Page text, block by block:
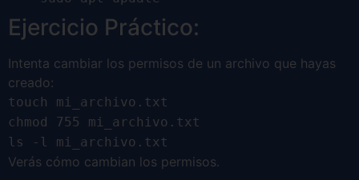
Ejercicio Práctico:
Intenta cambiar los permisos de un archivo que hayas
creado:
touch mi_archivo.txt
chmod 755 mi_archivo.txt
ls -l mi_archivo.txt
Verás cómo cambian los permisos.